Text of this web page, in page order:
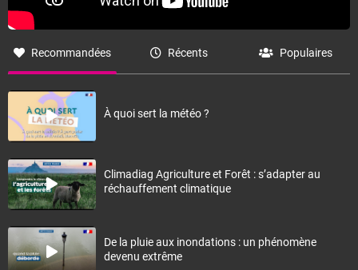
Recommandées Récents Populaires
À quoi sert la météo ?
Climadiag Agriculture et Forêt : s’adapter au
réchauffement climatique
De la pluie aux inondations : un phénomène
devenu extrême